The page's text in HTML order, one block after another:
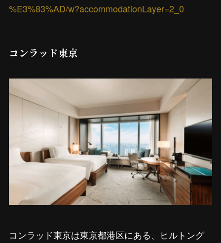
%E3%83%AD/w?accommodationLayer=2_0
コンラッド東京
コンラッド東京は東京都港区にある、ヒルトング